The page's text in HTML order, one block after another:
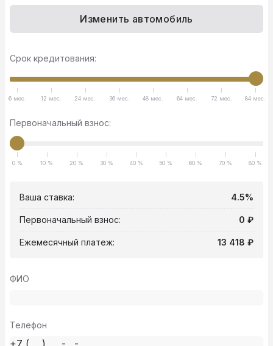
Изменить автомобиль
Срок кредитования:
6 мес. 12 мес. 24 мес. 36 мес. 48 мес. 64 мес. 72 мес. 84 мес.
Первоначальный взнос:
0 % 10 % 20 % 30 % 40 % 50 % 60 % 70 % 80 %
Ваша ставка: 4.5%
Первоначальный взнос: 0 ₽
Ежемесячный платеж: 13 418 ₽
ФИО
Телефон